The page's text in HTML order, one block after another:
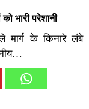
भारी परेशानी
मार्ग के किनारे लंबे